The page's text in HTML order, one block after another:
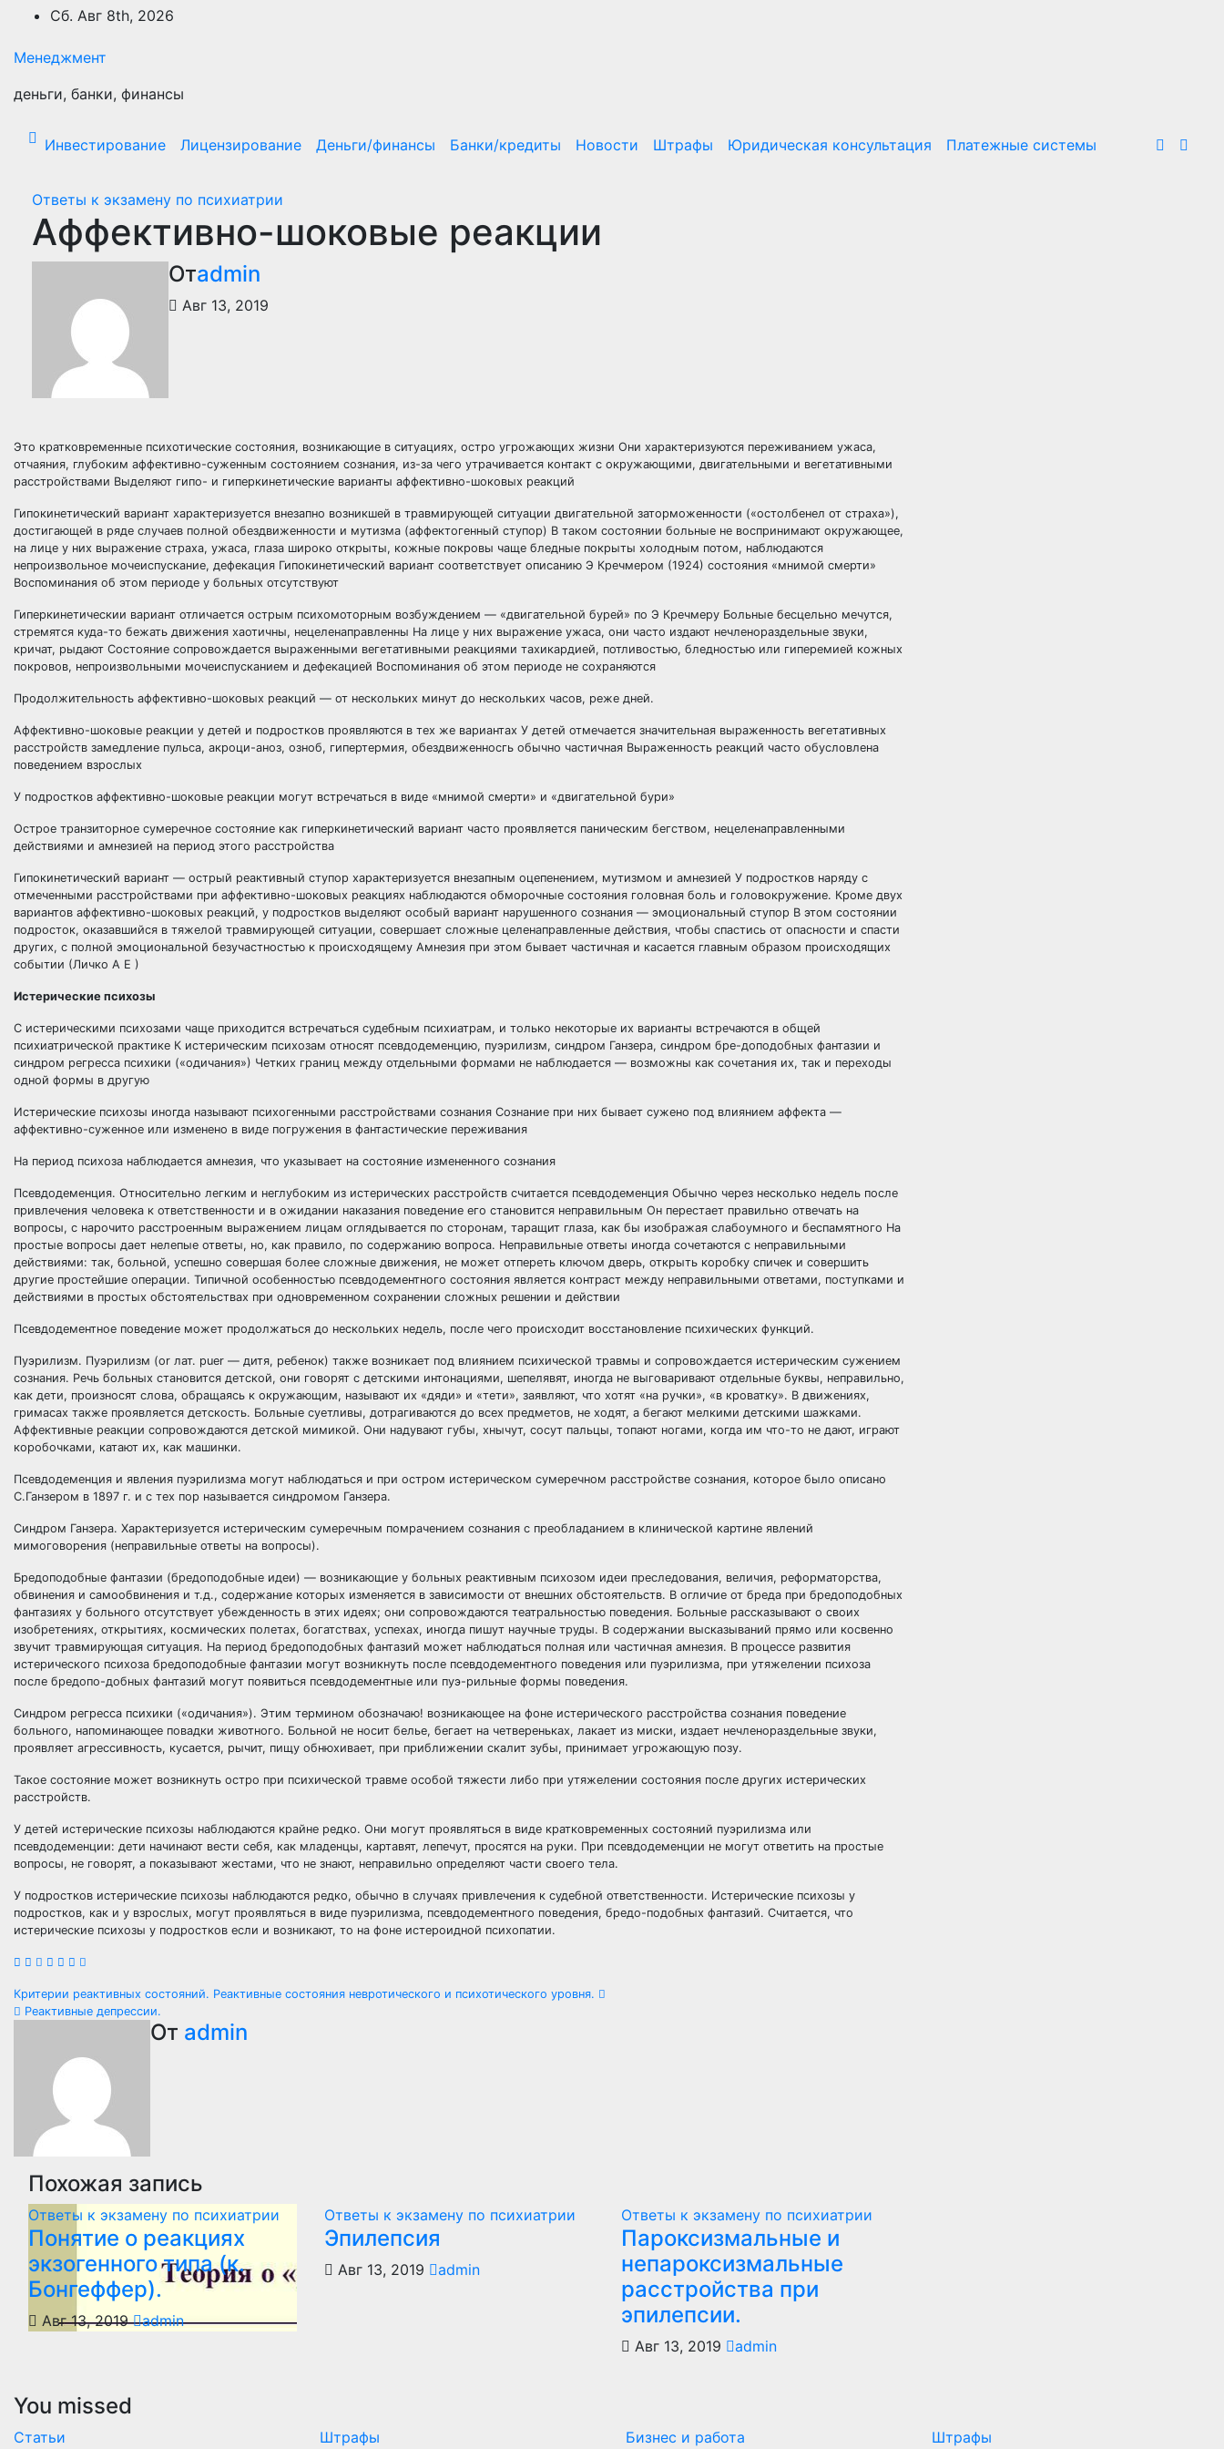
Перейти
содержимому
Сб. Авг 8th, 2026
Менеджмент
деньги, банки, финансы
Инвестирование Лицензирование Деньги/финансы Банки/кредиты Новости Штрафы Юридическая консультация Платежные системы
Ответы к экзамену по психиатрии
Аффективно-шоковые реакции
Отadmin
Авг 13, 2019
Это кратковременные психотические состояния, возникающие в ситуациях, остро угрожающих жизни Они характеризуются переживанием ужаса,
отчаяния, глубоким аффективно-суженным состоянием сознания, из-за чего утрачивается контакт с окружающими, двигательными и вегетативными
расстройствами Выделяют гипо- и гиперкинетические варианты аффективно-шоковых реакций
Гипокинетический вариант характеризуется внезапно возникшей в травмирующей ситуации двигательной заторможенности («остолбенел от страха»),
достигающей в ряде случаев полной обездвиженности и мутизма (аффектогенный ступор) В таком состоянии больные не воспринимают окружающее,
на лице у них выражение страха, ужаса, глаза широко открыты, кожные покровы чаще бледные покрыты холодным потом, наблюдаются
непроизвольное мочеиспускание, дефекация Гипокинетический вариант соответствует описанию Э Кречмером (1924) состояния «мнимой смерти»
Воспоминания об этом периоде у больных отсутствуют
Гиперкинетическии вариант отличается острым психомоторным возбуждением — «двигательной бурей» по Э Кречмеру Больные бесцельно мечутся,
стремятся куда-то бежать движения хаотичны, нецеленаправленны На лице у них выражение ужаса, они часто издают нечленораздельные звуки,
кричат, рыдают Состояние сопровождается выраженными вегетативными реакциями тахикардией, потливостью, бледностью или гиперемией кожных
покровов, непроизвольными мочеиспусканием и дефекацией Воспоминания об этом периоде не сохраняются
Продолжительность аффективно-шоковых реакций — от нескольких минут до нескольких часов, реже дней.
Аффективно-шоковые реакции у детей и подростков проявляются в тех же вариантах У детей отмечается значительная выраженность вегетативных
расстройств замедление пульса, акроци-аноз, озноб, гипертермия, обездвиженносгь обычно частичная Выраженность реакций часто обусловлена
поведением взрослых
У подростков аффективно-шоковые реакции могут встречаться в виде «мнимой смерти» и «двигательной бури»
Острое транзиторное сумеречное состояние как гиперкинетический вариант часто проявляется паническим бегством, нецеленаправленными
действиями и амнезией на период этого расстройства
Гипокинетический вариант — острый реактивный ступор характеризуется внезапным оцепенением, мутизмом и амнезией У подростков наряду с
отмеченными расстройствами при аффективно-шоковых реакциях наблюдаются обморочные состояния головная боль и головокружение. Кроме двух
вариантов аффективно-шоковых реакций, у подростков выделяют особый вариант нарушенного сознания — эмоциональный ступор В этом состоянии
подросток, оказавшийся в тяжелой травмирующей ситуации, совершает сложные целенаправленные действия, чтобы спастись от опасности и спасти
других, с полной эмоциональной безучастностью к происходящему Амнезия при этом бывает частичная и касается главным образом происходящих
событии (Личко А Е )
Истерические психозы
С истерическими психозами чаще приходится встречаться судебным психиатрам, и только некоторые их варианты встречаются в общей
психиатрической практике К истерическим психозам относят псевдодеменцию, пуэрилизм, синдром Ганзера, синдром бре-доподобных фантазии и
синдром регресса психики («одичания») Четких границ между отдельными формами не наблюдается — возможны как сочетания их, так и переходы
одной формы в другую
Истерические психозы иногда называют психогенными расстройствами сознания Сознание при них бывает сужено под влиянием аффекта —
аффективно-суженное или изменено в виде погружения в фантастические переживания
На период психоза наблюдается амнезия, что указывает на состояние измененного сознания
Псевдодеменция. Относительно легким и неглубоким из истерических расстройств считается псевдодеменция Обычно через несколько недель после
привлечения человека к ответственности и в ожидании наказания поведение его становится неправильным Он перестает правильно отвечать на
вопросы, с нарочито расстроенным выражением лицам оглядывается по сторонам, таращит глаза, как бы изображая слабоумного и беспамятного На
простые вопросы дает нелепые ответы, но, как правило, по содержанию вопроса. Неправильные ответы иногда сочетаются с неправильными
действиями: так, больной, успешно совершая более сложные движения, не может отпереть ключом дверь, открыть коробку спичек и совершить
другие простейшие операции. Типичной особенностью псевдодементного состояния является контраст между неправильными ответами, поступками и
действиями в простых обстоятельствах при одновременном сохранении сложных решении и действии
Псевдодементное поведение может продолжаться до нескольких недель, после чего происходит восстановление психических функций.
Пуэрилизм. Пуэрилизм (or лат. puer — дитя, ребенок) также возникает под влиянием психической травмы и сопровождается истерическим сужением
сознания. Речь больных становится детской, они говорят с детскими интонациями, шепелявят, иногда не выговаривают отдельные буквы, неправильно,
как дети, произносят слова, обращаясь к окружающим, называют их «дяди» и «тети», заявляют, что хотят «на ручки», «в кроватку». В движениях,
гримасах также проявляется детскость. Больные суетливы, дотрагиваются до всех предметов, не ходят, а бегают мелкими детскими шажками.
Аффективные реакции сопровождаются детской мимикой. Они надувают губы, хнычут, сосут пальцы, топают ногами, когда им что-то не дают, играют
коробочками, катают их, как машинки.
Псевдодеменция и явления пуэрилизма могут наблюдаться и при остром истерическом сумеречном расстройстве сознания, которое было описано
С.Ганзером в 1897 г. и с тех пор называется синдромом Ганзера.
Синдром Ганзера. Характеризуется истерическим сумеречным помрачением сознания с преобладанием в клинической картине явлений
мимоговорения (неправильные ответы на вопросы).
Бредоподобные фантазии (бредоподобные идеи) — возникающие у больных реактивным психозом идеи преследования, величия, реформаторства,
обвинения и самообвинения и т.д., содержание которых изменяется в зависимости от внешних обстоятельств. В огличие от бреда при бредоподобных
фантазиях у больного отсутствует убежденность в этих идеях; они сопровождаются театральностью поведения. Больные рассказывают о своих
изобретениях, открытиях, космических полетах, богатствах, успехах, иногда пишут научные труды. В содержании высказываний прямо или косвенно
звучит травмирующая ситуация. На период бредоподобных фантазий может наблюдаться полная или частичная амнезия. В процессе развития
истерического психоза бредоподобные фантазии могут возникнуть после псевдодементного поведения или пуэрилизма, при утяжелении психоза
после бредопо-добных фантазий могут появиться псевдодементные или пуэ-рильные формы поведения.
Синдром регресса психики («одичания»). Этим термином обозначаю! возникающее на фоне истерического расстройства сознания поведение
больного, напоминающее повадки животного. Больной не носит белье, бегает на четвереньках, лакает из миски, издает нечленораздельные звуки,
проявляет агрессивность, кусается, рычит, пищу обнюхивает, при приближении скалит зубы, принимает угрожающую позу.
Такое состояние может возникнуть остро при психической травме особой тяжести либо при утяжелении состояния после других истерических
расстройств.
У детей истерические психозы наблюдаются крайне редко. Они могут проявляться в виде кратковременных состояний пуэрилизма или
псевдодеменции: дети начинают вести себя, как младенцы, картавят, лепечут, просятся на руки. При псевдодеменции не могут ответить на простые
вопросы, не говорят, а показывают жестами, что не знают, неправильно определяют части своего тела.
У подростков истерические психозы наблюдаются редко, обычно в случаях привлечения к судебной ответственности. Истерические психозы у
подростков, как и у взрослых, могут проявляться в виде пуэрилизма, псевдодементного поведения, бредо-подобных фантазий. Считается, что
истерические психозы у подростков если и возникают, то на фоне истероидной психопатии.
Навигация
записям
Критерии реактивных состояний. Реактивные состояния невротического и психотического уровня.
Реактивные депрессии.
От admin
Похожая запись
Ответы к экзамену по психиатрии
Понятие о реакциях
экзогенного типа (к.
Бонгеффер).
Авг 13, 2019 admin
Ответы к экзамену по психиатрии
Эпилепсия
Авг 13, 2019 admin
Ответы к экзамену по психиатрии
Пароксизмальные и
непароксизмальные
расстройства при
эпилепсии.
Авг 13, 2019 admin
You missed
Статьи Штрафы Бизнес и работа Штрафы